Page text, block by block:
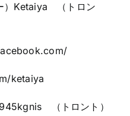
）Ketaiya （トロン
ketaiya
（トロント）